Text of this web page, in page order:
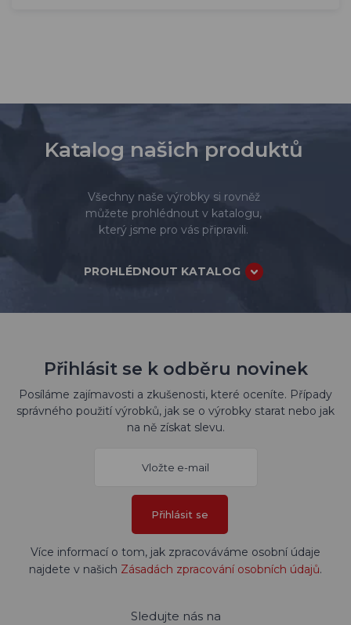
Katalog našich produktů
Všechny naše výrobky si rovněž
můžete prohlédnout v katalogu,
který jsme pro vás připravili.
PROHLÉDNOUT KATALOG
Přihlásit se k odběru novinek
Posíláme zajímavosti a zkušenosti, které oceníte. Případy
správného použití výrobků, jak se o výrobky starat nebo jak
na ně získat slevu.
Přihlásit se
Více informací o tom, jak zpracováváme osobní údaje
najdete v našich Zásadách zpracování osobních údajů.
Sledujte nás na